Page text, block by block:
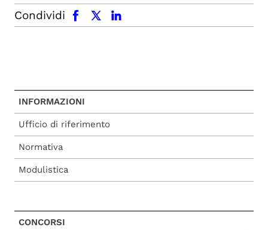
Condividi
facebook x.com linkedin
INFORMAZIONI
Ufficio di riferimento
Normativa
Modulistica
CONCORSI